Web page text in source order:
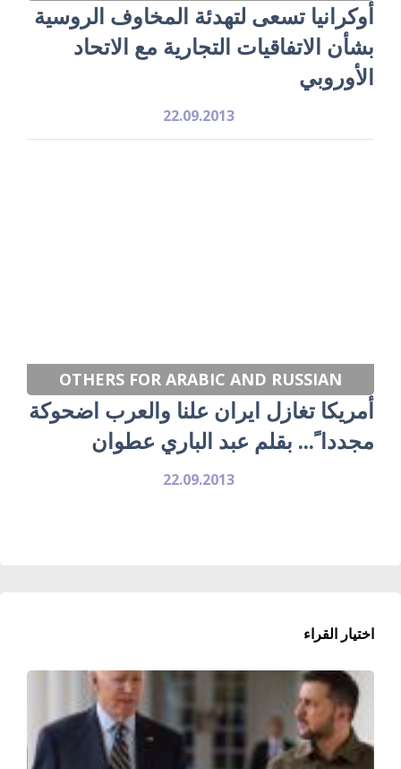
أوكرانيا تسعى لتهدئة المخاوف الروسية
بشأن الاتفاقيات التجارية مع الاتحاد
الأوروبي
22.09.2013
OTHERS FOR ARABIC AND RUSSIAN
أمريكا تغازل ايران علنا والعرب اضحوكة
مجددا ً... بقلم عبد الباري عطوان
22.09.2013
اختيار القراء